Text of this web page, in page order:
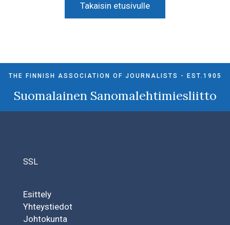
Takaisin etusivulle
THE FINNISH ASSOCIATION OF JOURNALISTS - EST.1905
Suomalainen Sanomalehtimiesliitto
SSL
Esittely
Yhteystiedot
Johtokunta